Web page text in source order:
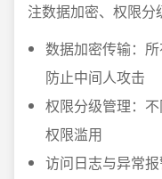
注数据加密、权限分
数据加密传输：
防止中间人攻击
权限分级管理：
权限滥用
访问日志与异常